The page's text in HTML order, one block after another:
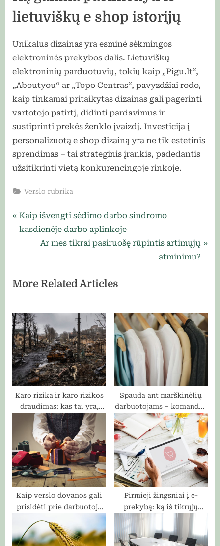
lietuviškų e shop istorijų
Unikalus dizainas yra esminė sėkmingos
elektroninės prekybos dalis. Lietuviškų
elektroninių parduotuvių, tokių kaip „Pigu.lt“,
„Aboutyou“ ar „Topo Centras“, pavyzdžiai rodo,
kaip tinkamai pritaikytas dizainas gali pagerinti
vartotojo patirtį, didinti pardavimus ir
sustiprinti prekės ženklo įvaizdį. Investicija į
personalizuotą e shop dizainą yra ne tik estetinis
sprendimas – tai strateginis įrankis, padedantis
užsitikrinti vietą konkurencingoje rinkoje.
Verslo rubrika
Navigacija
P
r
o
u
s
P
o
s
t
:
Kaip išvengti sėdimo darbo sindromo
kasdienėje darbo aplinkoje
N
t
P
o
s
t
:
Ar mes tikrai pasiruošę rūpintis artimųjų
atminimu?
More Related Articles
Karo rizika ir karo rizikos
draudimas: kas tai yra,
kaip tai veikia
Spauda ant marškinėlių
darbuotojams – komandos
dvasios stiprinimas, kuris
iš tiesų veikia
Kaip verslo dovanos gali
prisidėti prie darbuotojų
Pirmieji žingsniai į e-
prekybą: ką iš tikrųjų
reikia žinoti pradedant